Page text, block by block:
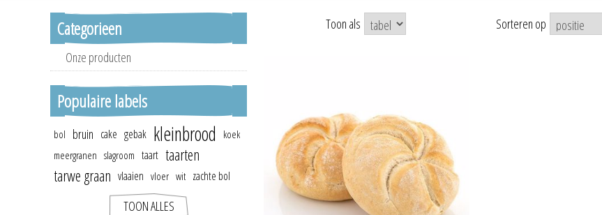
Toon als Sorteren op
Categorieen
Onze producten
Populaire labels
bol bruin cake gebak kleinbrood
koek
meergranen slagroom taart taarten
tarwe graan vlaaien vloer wit zachte bol
TOON ALLES